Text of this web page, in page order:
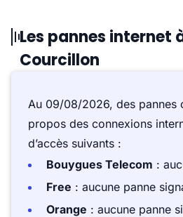
Les pannes internet
Courcillon
Au 09/08/2026, des pannes
propos des connexions
d’accès suivants :
Bouygues Telecom :
Free : aucune panne
Orange : aucune panne